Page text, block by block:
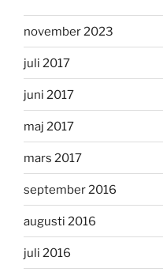
november 2023
juli 2017
juni 2017
maj 2017
mars 2017
september 2016
augusti 2016
juli 2016